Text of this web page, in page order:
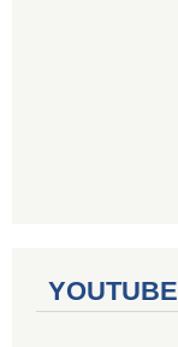
YOUTUBE